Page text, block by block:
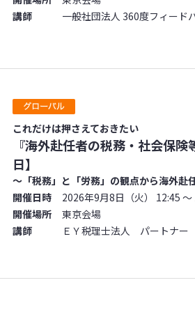
講師
一般社団法人 360度フィー
これだけは押さえておきたい
『海外赴任者の税務・社会保
日】
～「税務」と「労務」の観点から海外赴
開催日時
2026年9月8日（火） 12:45 ～
開催場所
東京会場
講師
ＥＹ税理士法人 パート